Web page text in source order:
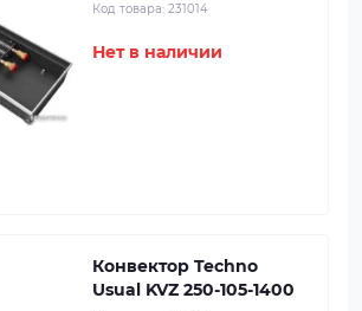
Код товара: 231014
Нет в наличии
Конвектор Techno
Usual KVZ 250-105-1400